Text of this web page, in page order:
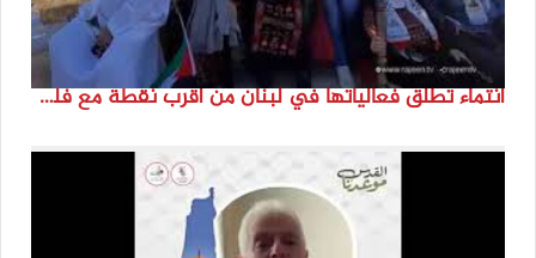
انتماء تطلق فعالياتها في لبنان من أقرب نقطة مع فلسطين المحتلة في ذكرى النكبة_74تقرير: جنى شحرور